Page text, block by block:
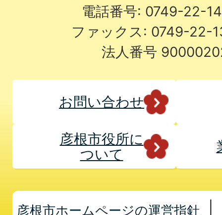
電話番号: 0749-22-
ファックス: 0749-22-
法人番号
お問い合わせ
彦根市役所に
ついて
彦根市ホームページの運営指針